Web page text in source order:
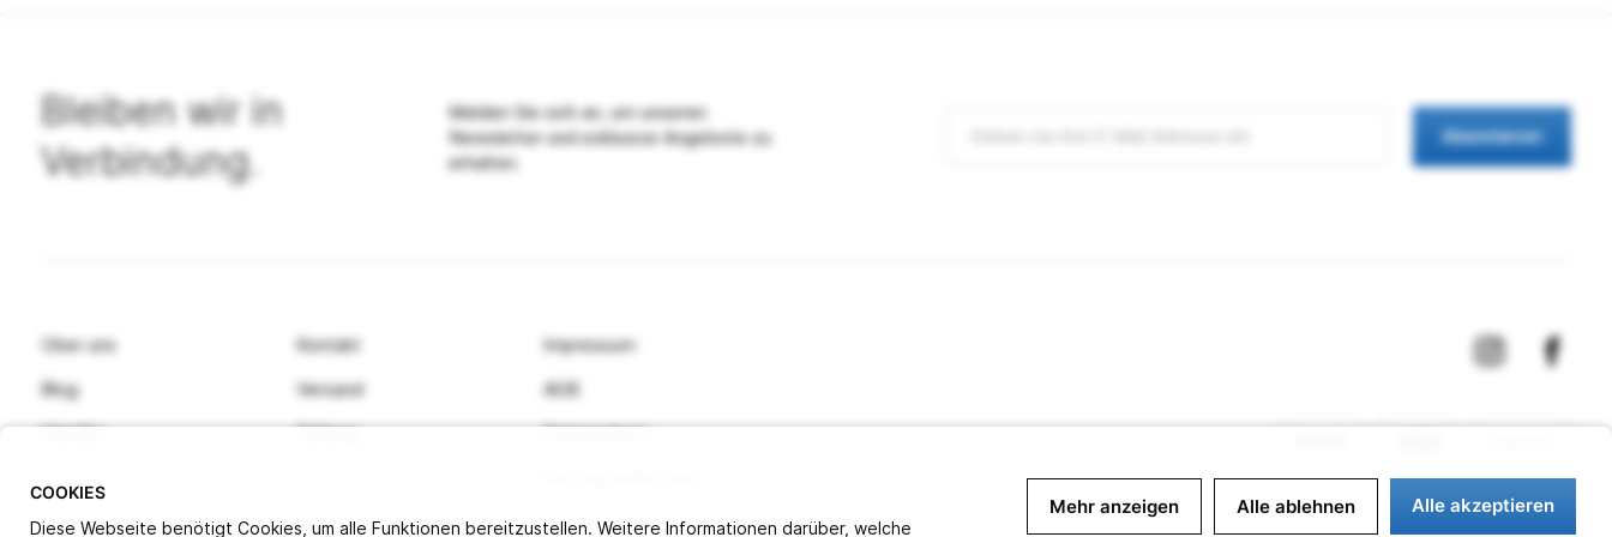
Bleiben wir in
Verbindung.
Melden Sie sich an, um unseren
Newsletter und exklusive Angebote zu
erhalten.
Abonnieren
Über uns
Blog
Händler
Kontakt
Versand
Zahlung
Impressum
AGB
Datenschutz
COOKIES
Diese Webseite benötigt Cookies, um alle Funktionen bereitzustellen. Weitere Informationen darüber, welche
Mehr anzeigen Alle ablehnen Alle akzeptieren